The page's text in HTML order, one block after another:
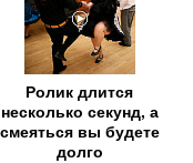
Ролик длится
несколько секунд, а
смеяться вы будете
долго